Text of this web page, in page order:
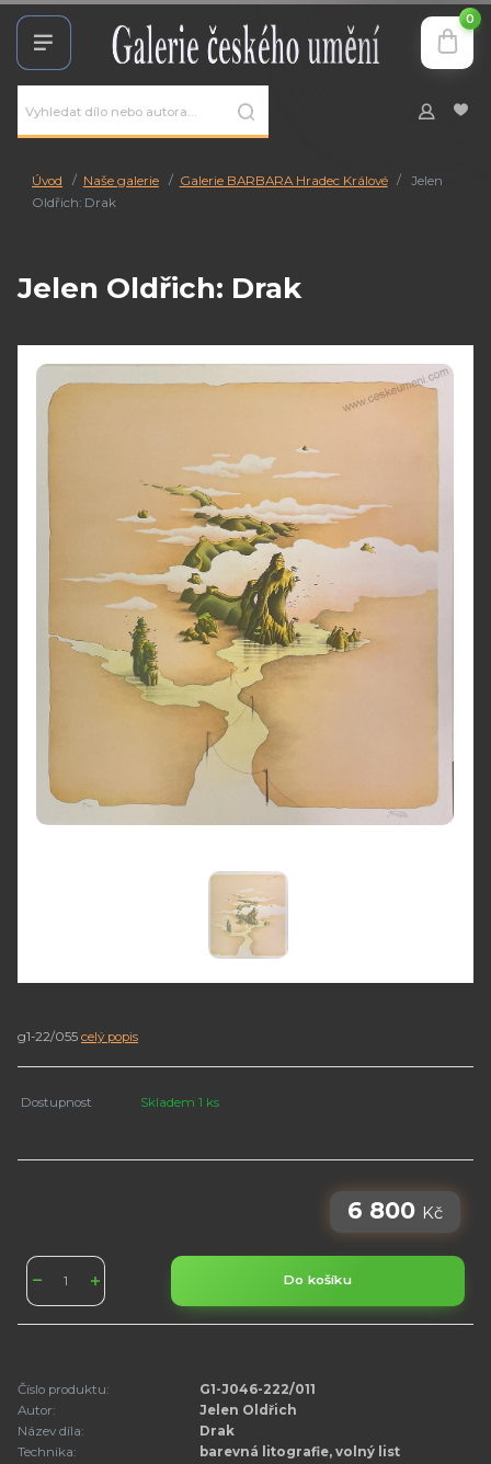
0
Úvod Naše galerie Galerie BARBARA Hradec Králové
Jelen
Oldřich: Drak
Jelen Oldřich: Drak
g1-22/055 celý popis
Dostupnost Skladem 1 ks
6 800 Kč
Do košíku
Číslo produktu:
G1-J046-222/011
Autor:
Jelen Oldřich
Název díla:
Drak
Technika:
barevná litografie, volný list